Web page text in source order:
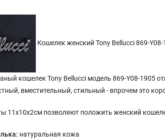
Кошелек женский Tony Bellucci 869-
кошелек Tony Bellucci модель 869-Y08-1905
вместительный, стильный - впрочем это
11х10х2см позволяют положить женский
натуральная кожа